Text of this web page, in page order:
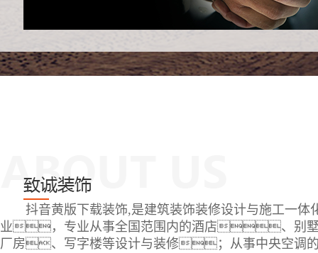
抖音黄版下载装饰,是建筑装饰装修设计与施工一体
业，专业从事全国范围内的酒店、
厂房、写字楼等设计与装修；从事中央空调